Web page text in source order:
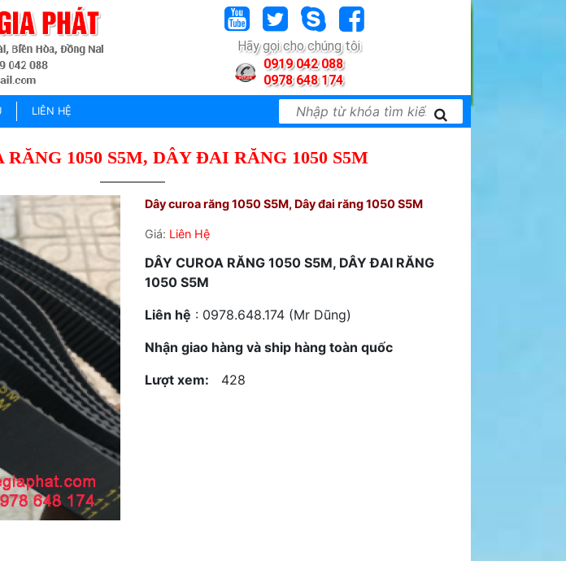
Hãy gọi cho chúng tôi
0919 042 088
0978 648 174
LIÊN HỆ
RĂNG 1050 S5M, DÂY ĐAI RĂNG 1050 S5M
Dây curoa răng 1050 S5M, Dây đai răng 1050 S5M
Giá: Liên Hệ
DÂY CUROA RĂNG 1050 S5M, DÂY ĐAI RĂNG
1050 S5M
Liên hệ : 0978.648.174 (Mr Dũng)
Nhận giao hàng và ship hàng toàn quốc
Lượt xem:
428